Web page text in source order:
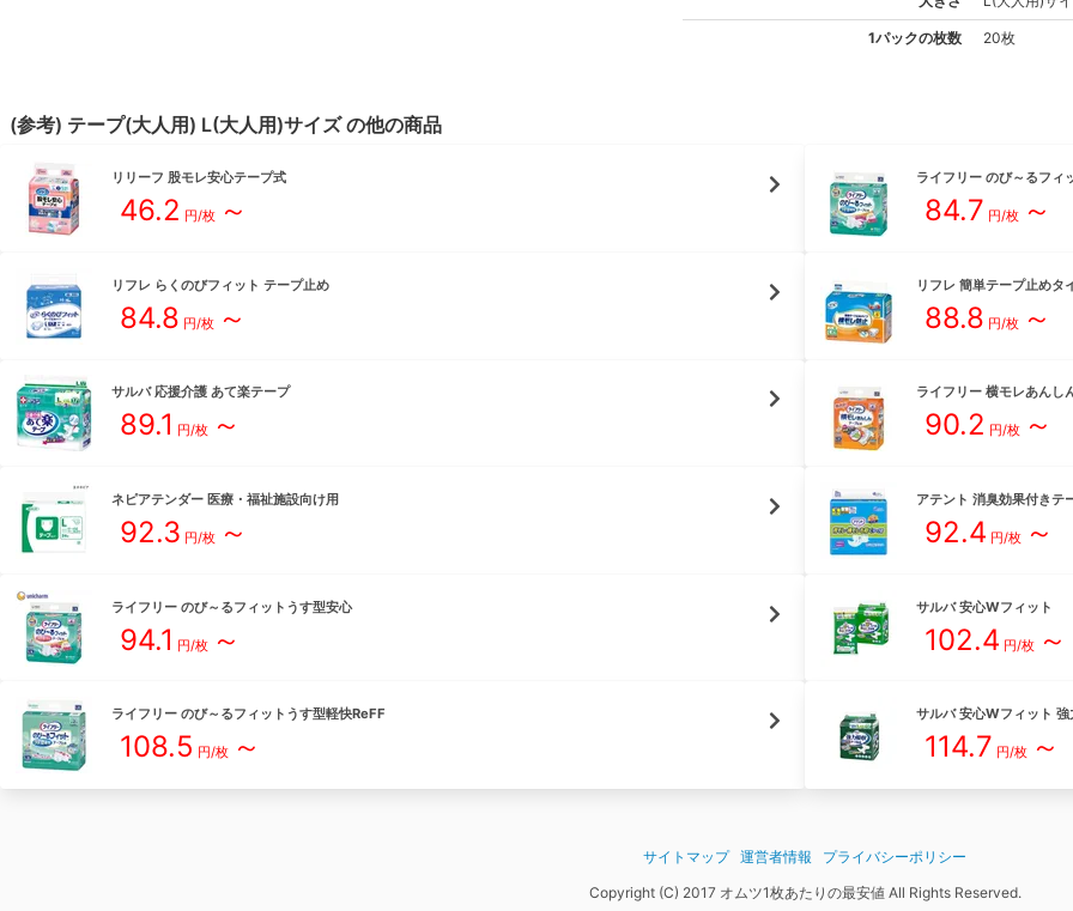
1パックの枚数 20枚
(参考) テープ(大人用) L(大人用)サイズの他の商品
リリーフ 股モレ安心テープ式
46.2 円/枚 ～
ライフリー のび～るフィ
84.7 円/枚 ～
リフレ らくのびフィット テープ止め
84.8 円/枚 ～
リフレ 簡単テープ止めタ
88.8 円/枚 ～
サルバ 応援介護 あて楽テープ
89.1 円/枚 ～
ライフリー 横モレあんし
90.2 円/枚 ～
ネピアテンダー 医療・福祉施設向け用
92.3 円/枚 ～
アテント 消臭効果付きテ
92.4 円/枚 ～
ライフリー のび～るフィットうす型安心
94.1 円/枚 ～
サルバ 安心Wフィット
102.4 円/枚 ～
ライフリー のび～るフィットうす型軽快ReFF
108.5 円/枚 ～
サルバ 安心Wフィット
114.7 円/枚 ～
サイトマップ 運営者情報
プライバシーポリシー
Copyright (C) 2017 オムツ1枚あたりの最安値 All Rights Reserved.